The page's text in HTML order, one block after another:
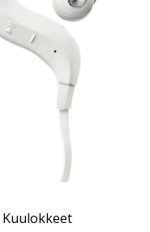
Kuulokkeet